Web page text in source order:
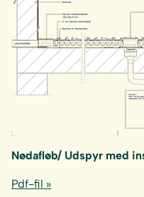
Nødafløb/ Udspyr med
Pdf-fil »